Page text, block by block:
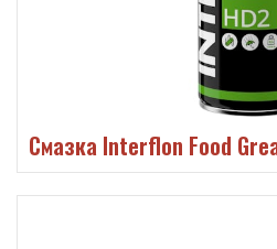
Смазка Interflon Food